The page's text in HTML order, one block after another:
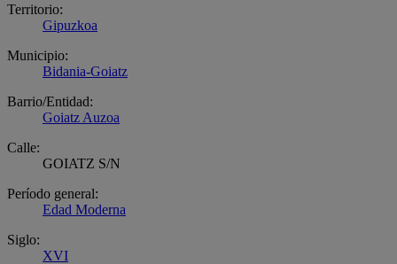
Territorio:
Gipuzkoa
Municipio:
Bidania-Goiatz
Barrio/Entidad:
Goiatz Auzoa
Calle:
GOIATZ S/N
Período general:
Edad Moderna
Siglo:
XVI